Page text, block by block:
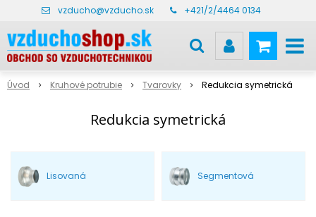
vzducho@vzducho.sk +421/2/4464 0134
Úvod Kruhové potrubie Tvarovky Redukcia symetrická
Redukcia symetrická
Lisovaná Segmentová